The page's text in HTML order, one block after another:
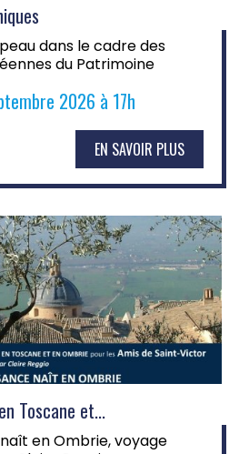
dans le cadre des
du Patrimoine
2026 à 17h
EN SAVOIR PLUS
Toscane et...
en Ombrie, voyage